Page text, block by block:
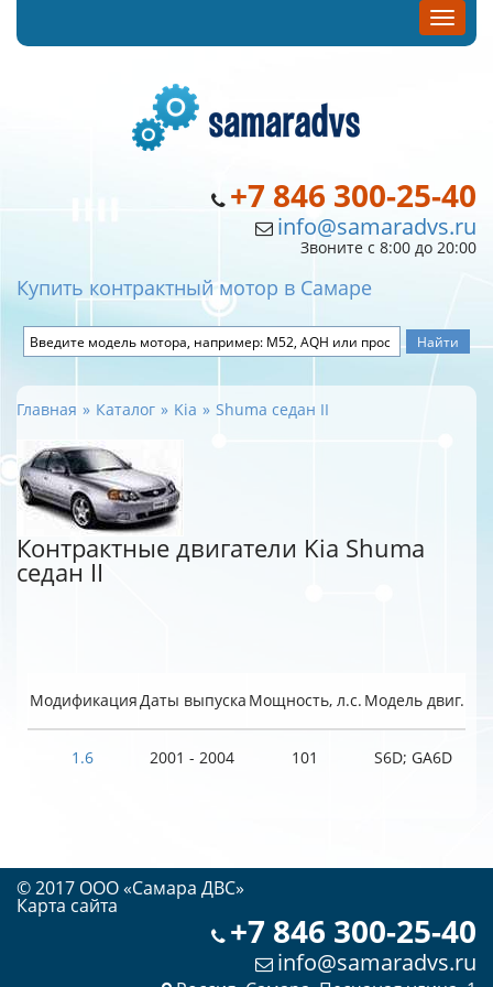
+7 846 300-25-40
info@samaradvs.ru
Звоните с 8:00 до 20:00
Купить контрактный мотор в Самаре
Главная Каталог Kia Shuma седан II
Контрактные двигатели Kia Shuma
седан II
МодификацияДаты выпуска Мощность, л.с. Модель двиг.
1.6 2001 - 2004 101 S6D; GA6D
© 2017 OOO «Самара ДВС»
Карта сайта
+7 846 300-25-40
info@samaradvs.ru